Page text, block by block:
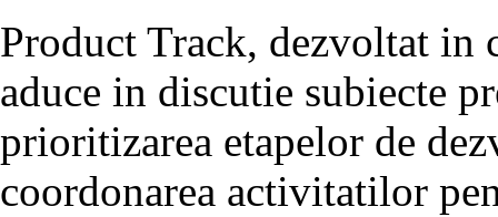
Product Track, dezvoltat in
aduce in discutie subiecte
prioritizarea etapelor de
coordonarea activitatilor